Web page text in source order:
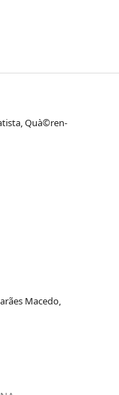
Quà©ren-
Macedo,